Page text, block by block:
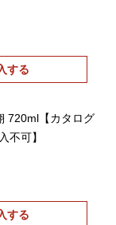
する
720ml【カタログ
不可】
する